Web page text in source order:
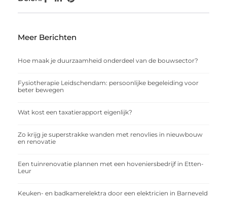
Meer Berichten
Hoe maak je duurzaamheid onderdeel van de bouwsector?
Fysiotherapie Leidschendam: persoonlijke begeleiding voor
beter bewegen
Wat kost een taxatierapport eigenlijk?
Zo krijg je superstrakke wanden met renovlies in nieuwbouw
en renovatie
Een tuinrenovatie plannen met een hoveniersbedrijf in Etten-
Leur
Keuken- en badkamerelektra door een elektricien in Barneveld